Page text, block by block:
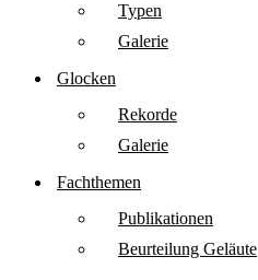
Typen
Galerie
Glocken
Rekorde
Galerie
Fachthemen
Publikationen
Beurteilung Geläute